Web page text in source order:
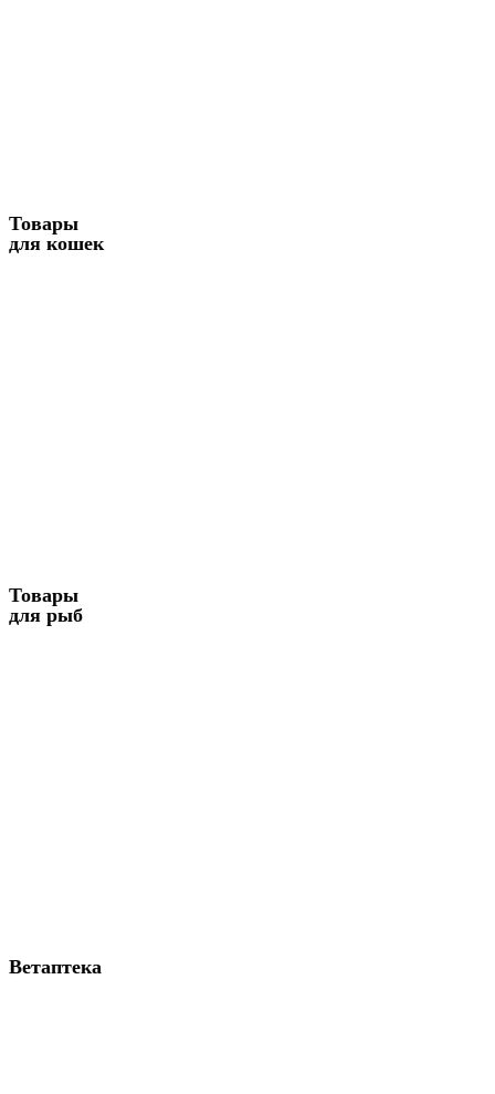
Товары
для кошек
Товары
для рыб
Ветаптека